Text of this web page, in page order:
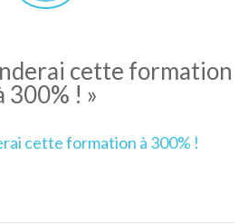
cette formation
300% ! »
cette formation à 300% !